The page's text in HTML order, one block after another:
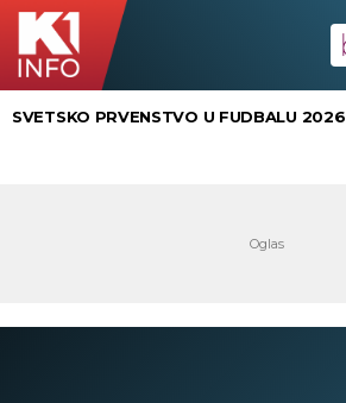
SVETSKO PRVENSTVO U FUDBALU 2026